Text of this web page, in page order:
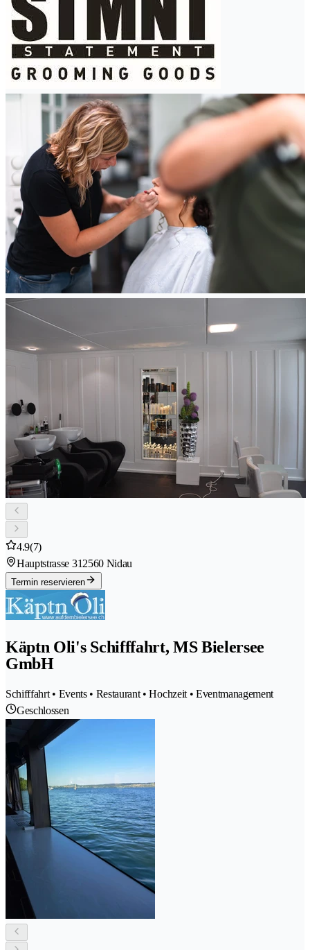
4.9(7)
Hauptstrasse 312560 Nidau
Termin reservieren
Käptn Oli's Schifffahrt, MS Bielersee
GmbH
Schifffahrt • Events • Restaurant • Hochzeit • Eventmanagement
Geschlossen